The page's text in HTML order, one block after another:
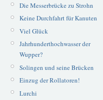
Die Messerbrücke zu Strohn
Keine Durchfahrt für Kanuten
Viel Glück
Jahrhunderthochwasser der
Wupper?
Solingen und seine Brücken
Einzug der Rollatoren!
Lurchi